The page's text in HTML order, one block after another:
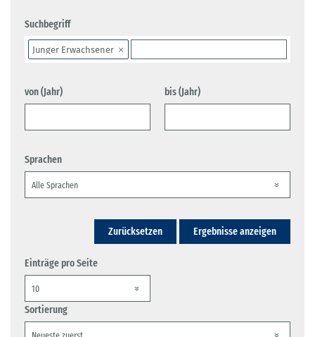
Suchbegriff
Junger Erwachsener
von (Jahr) bis (Jahr)
Sprachen
Zurücksetzen Ergebnisse anzeigen
Einträge pro Seite
Sortierung